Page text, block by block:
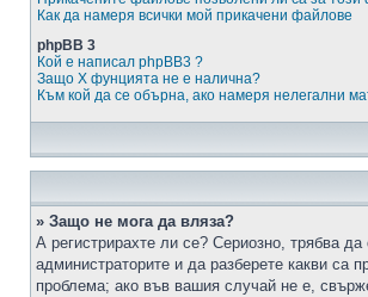
Как да намеря всички мой прикачени файлове
phpBB 3
Кой е написал phpBB3 ?
Защо X фунцията не е налична?
Към кой да се обърна, ако намеря нелегални
» Защо не мога да вляза?
А регистрирахте ли се? Сериозно, трябва
администраторите и да разберете какви са
проблема; ако във вашия случай не е,